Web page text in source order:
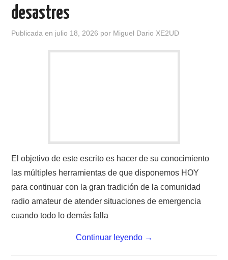
HISTORIA DE LA RADIO
IMÁGENES CRECJ
MORSE CW APRENDE Y MAS
NUESTRAS ACTIVIDADES !
PATROCINADORES
PLAN DE BANDAS DE
desastres
Publicada en julio 18, 2026 por Miguel Dario XE2UD
El objetivo de este escrito es hacer de su conocimiento
las múltiples herramientas de que disponemos HOY
para continuar con la gran tradición de la comunidad
radio amateur de atender situaciones de emergencia
cuando todo lo demás falla
Continuar leyendo →